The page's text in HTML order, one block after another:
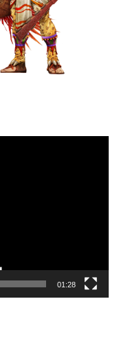
01:28